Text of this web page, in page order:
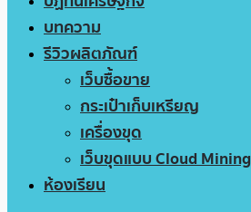
บทความ
รีวิวผลิตภัณฑ์
เว็บซื้อขาย
กระเป๋าเก็บเหรียญ
เครื่องขุด
เว็บขุดแบบ Cloud Mining
ห้องเรียน